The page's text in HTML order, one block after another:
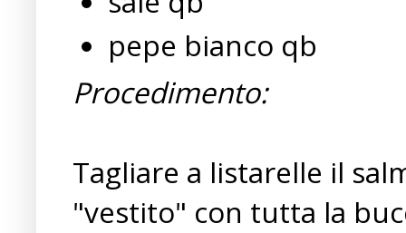
pepe bianco qb
Procedimento:
Tagliare a listarelle il
"vestito" con tutta la